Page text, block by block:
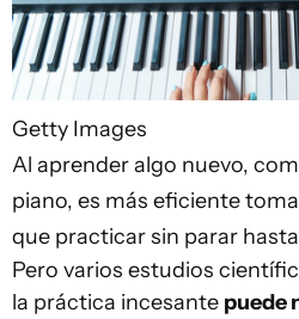
Getty Images
Al aprender algo nuevo,
piano, es más eficiente
que practicar sin parar
Pero varios estudios
la práctica incesante puede